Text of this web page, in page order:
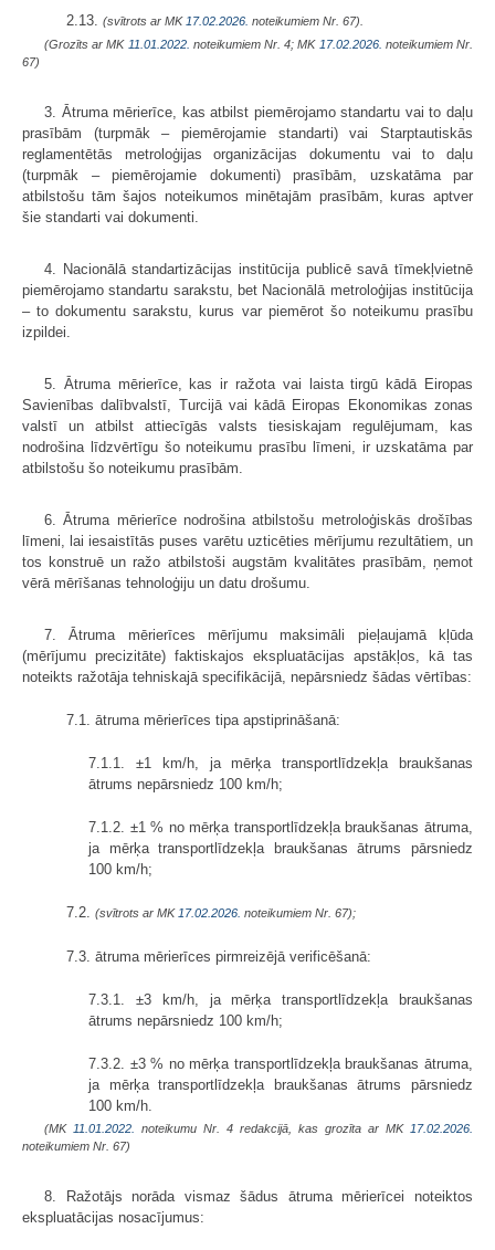
2.13. (svītrots ar MK 17.02.2026. noteikumiem Nr. 67).
(Grozīts ar MK 11.01.2022. noteikumiem Nr. 4; MK 17.02.2026. noteikumiem Nr.
67)
3. Ātruma mērierīce, kas atbilst piemērojamo standartu vai to daļu
prasībām (turpmāk – piemērojamie standarti) vai Starptautiskās
reglamentētās metroloģijas organizācijas dokumentu vai to daļu
(turpmāk – piemērojamie dokumenti) prasībām, uzskatāma par
atbilstošu tām šajos noteikumos minētajām prasībām, kuras aptver
šie standarti vai dokumenti.
4. Nacionālā standartizācijas institūcija publicē savā tīmekļvietnē
piemērojamo standartu sarakstu, bet Nacionālā metroloģijas institūcija
– to dokumentu sarakstu, kurus var piemērot šo noteikumu prasību
izpildei.
5. Ātruma mērierīce, kas ir ražota vai laista tirgū kādā Eiropas
Savienības dalībvalstī, Turcijā vai kādā Eiropas Ekonomikas zonas
valstī un atbilst attiecīgās valsts tiesiskajam regulējumam, kas
nodrošina līdzvērtīgu šo noteikumu prasību līmeni, ir uzskatāma par
atbilstošu šo noteikumu prasībām.
6. Ātruma mērierīce nodrošina atbilstošu metroloģiskās drošības
līmeni, lai iesaistītās puses varētu uzticēties mērījumu rezultātiem, un
tos konstruē un ražo atbilstoši augstām kvalitātes prasībām, ņemot
vērā mērīšanas tehnoloģiju un datu drošumu.
7. Ātruma mērierīces mērījumu maksimāli pieļaujamā kļūda
(mērījumu precizitāte) faktiskajos ekspluatācijas apstākļos, kā tas
noteikts ražotāja tehniskajā specifikācijā, nepārsniedz šādas vērtības:
7.1. ātruma mērierīces tipa apstiprināšanā:
7.1.1. ±1 km/h, ja mērķa transportlīdzekļa braukšanas
ātrums nepārsniedz 100 km/h;
7.1.2. ±1 % no mērķa transportlīdzekļa braukšanas ātruma,
ja mērķa transportlīdzekļa braukšanas ātrums pārsniedz
100 km/h;
7.2. (svītrots ar MK 17.02.2026. noteikumiem Nr. 67);
7.3. ātruma mērierīces pirmreizējā verificēšanā:
7.3.1. ±3 km/h, ja mērķa transportlīdzekļa braukšanas
ātrums nepārsniedz 100 km/h;
7.3.2. ±3 % no mērķa transportlīdzekļa braukšanas ātruma,
ja mērķa transportlīdzekļa braukšanas ātrums pārsniedz
100 km/h.
(MK 11.01.2022. noteikumu Nr. 4 redakcijā, kas grozīta ar MK 17.02.2026.
noteikumiem Nr. 67)
8. Ražotājs norāda vismaz šādus ātruma mērierīcei noteiktos
ekspluatācijas nosacījumus: